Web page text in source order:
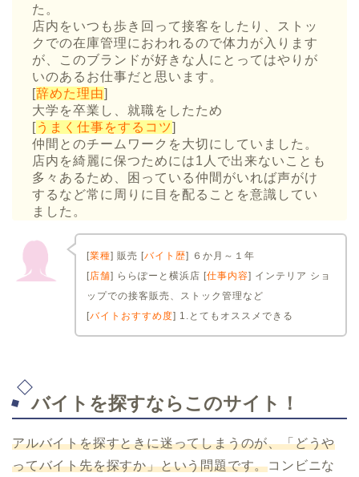
た。
店内をいつも歩き回って接客をしたり、ストッ
クでの在庫管理におわれるので体力が入ります
が、このブランドが好きな人にとってはやりが
いのあるお仕事だと思います。
[辞めた理由]
大学を卒業し、就職をしたため
[うまく仕事をするコツ]
仲間とのチームワークを大切にしていました。
店内を綺麗に保つためには1人で出来ないことも
多々あるため、困っている仲間がいれば声がけ
するなど常に周りに目を配ることを意識してい
ました。
[業種] 販売 [バイト歴] ６か月～１年
[店舗] ららぽーと横浜店 [仕事内容] インテリア ショ
ップでの接客販売、ストック管理など
[バイトおすすめ度] 1.とてもオススメできる
バイトを探すならこのサイト！
アルバイトを探すときに迷ってしまうのが、「どうや
ってバイト先を探すか」という問題です。コンビニな